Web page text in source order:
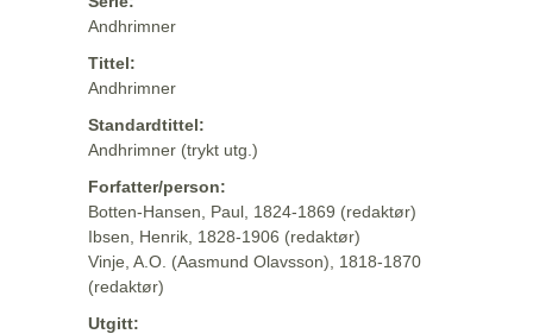
Andhrimner
Tittel:
Andhrimner
Standardtittel:
Andhrimner (trykt utg.)
Forfatter/person:
Botten-Hansen, Paul, 1824-1869 (redaktør)
Ibsen, Henrik, 1828-1906 (redaktør)
Vinje, A.O. (Aasmund Olavsson), 1818-1870
(redaktør)
Utgitt: